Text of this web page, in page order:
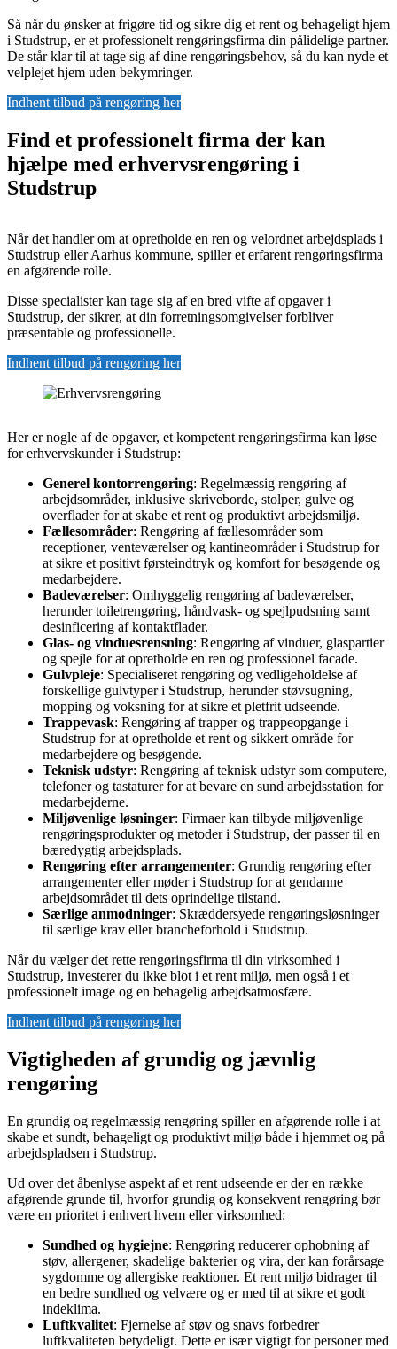
Så når du ønsker at frigøre tid og sikre dig et rent og behageligt hjem
i Studstrup, er et professionelt rengøringsfirma din pålidelige partner.
De står klar til at tage sig af dine rengøringsbehov, så du kan nyde et
velplejet hjem uden bekymringer.
Indhent tilbud på rengøring her
Find et professionelt firma der kan
hjælpe med erhvervsrengøring i
Studstrup
Når det handler om at opretholde en ren og velordnet arbejdsplads i
Studstrup eller Aarhus kommune, spiller et erfarent rengøringsfirma
en afgørende rolle.
Disse specialister kan tage sig af en bred vifte af opgaver i
Studstrup, der sikrer, at din forretningsomgivelser forbliver
præsentable og professionelle.
Indhent tilbud på rengøring her
Her er nogle af de opgaver, et kompetent rengøringsfirma kan løse
for erhvervskunder i Studstrup:
Generel kontorrengøring: Regelmæssig rengøring af
arbejdsområder, inklusive skriveborde, stolper, gulve og
overflader for at skabe et rent og produktivt arbejdsmiljø.
Fællesområder: Rengøring af fællesområder som
receptioner, venteværelser og kantineområder i Studstrup for
at sikre et positivt førsteindtryk og komfort for besøgende og
medarbejdere.
Badeværelser: Omhyggelig rengøring af badeværelser,
herunder toiletrengøring, håndvask- og spejlpudsning samt
desinficering af kontaktflader.
Glas- og vinduesrensning: Rengøring af vinduer, glaspartier
og spejle for at opretholde en ren og professionel facade.
Gulvpleje: Specialiseret rengøring og vedligeholdelse af
forskellige gulvtyper i Studstrup, herunder støvsugning,
mopping og voksning for at sikre et pletfrit udseende.
Trappevask: Rengøring af trapper og trappeopgange i
Studstrup for at opretholde et rent og sikkert område for
medarbejdere og besøgende.
Teknisk udstyr: Rengøring af teknisk udstyr som computere,
telefoner og tastaturer for at bevare en sund arbejdsstation for
medarbejderne.
Miljøvenlige løsninger: Firmaer kan tilbyde miljøvenlige
rengøringsprodukter og metoder i Studstrup, der passer til en
bæredygtig arbejdsplads.
Rengøring efter arrangementer: Grundig rengøring efter
arrangementer eller møder i Studstrup for at gendanne
arbejdsområdet til dets oprindelige tilstand.
Særlige anmodninger: Skræddersyede rengøringsløsninger
til særlige krav eller brancheforhold i Studstrup.
Når du vælger det rette rengøringsfirma til din virksomhed i
Studstrup, investerer du ikke blot i et rent miljø, men også i et
professionelt image og en behagelig arbejdsatmosfære.
Indhent tilbud på rengøring her
Vigtigheden af grundig og jævnlig
rengøring
En grundig og regelmæssig rengøring spiller en afgørende rolle i at
skabe et sundt, behageligt og produktivt miljø både i hjemmet og på
arbejdspladsen i Studstrup.
Ud over det åbenlyse aspekt af et rent udseende er der en række
afgørende grunde til, hvorfor grundig og konsekvent rengøring bør
være en prioritet i enhvert hvem eller virksomhed:
Sundhed og hygiejne: Rengøring reducerer ophobning af
støv, allergener, skadelige bakterier og vira, der kan forårsage
sygdomme og allergiske reaktioner. Et rent miljø bidrager til
en bedre sundhed og velvære og er med til at sikre et godt
indeklima.
Luftkvalitet: Fjernelse af støv og snavs forbedrer
luftkvaliteten betydeligt. Dette er især vigtigt for personer med